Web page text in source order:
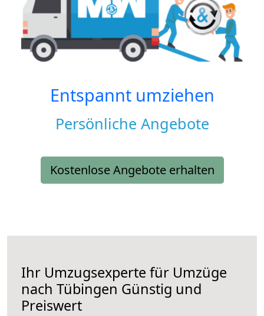
Entspannt umziehen
Persönliche Angebote
Kostenlose Angebote erhalten
Ihr Umzugsexperte für Umzüge
nach Tübingen Günstig und
Preiswert